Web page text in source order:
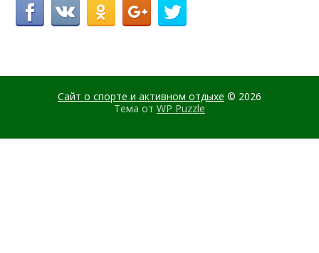
Сайт о спорте и активном отдыхе © 2026
Тема от WP Puzzle